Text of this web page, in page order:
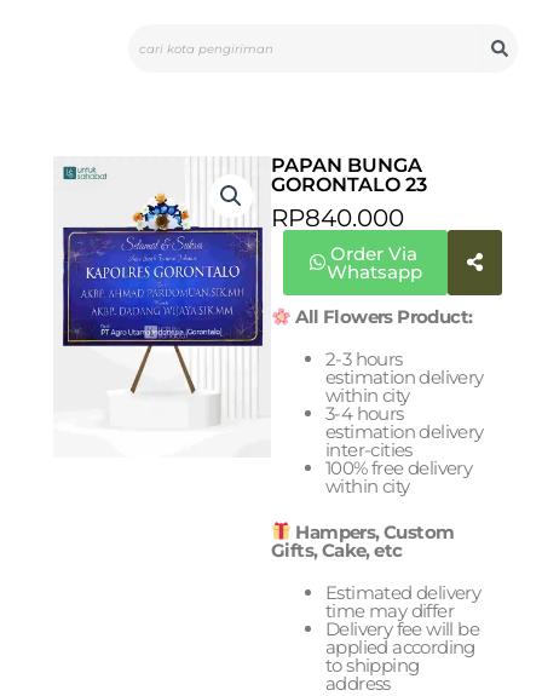
PAPAN BUNGA
GORONTALO 23
RP840.000
Order Via
Whatsapp
All Flowers Product:
2-3 hours
estimation delivery
within city
3-4 hours
estimation delivery
inter-cities
100% free delivery
within city
Hampers, Custom
Gifts, Cake, etc
Estimated delivery
time may differ
Delivery fee will be
applied according
to shipping
address